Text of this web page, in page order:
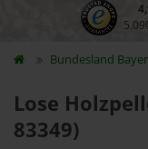
Bundesland
Lose
83349)